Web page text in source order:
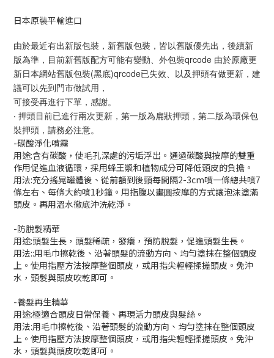
日本原裝平輸進口
由於最近有出新版包裝，新舊版包裝，皆以舊版優先出，後續新
版為準，目前新舊版配方可能有變動、外包裝qrcode 由於原廠更
新日本網站舊版包裝(黑底)qrcode已失效、以及押頭有做更新，建
議可以先到門市做試用，
可接受再進行下單，感謝。
‧ 押頭目前已進行兩次更新，第一版為扁狀押頭，第二版為環保包
裝押頭，請務必注意。
-碳酸淨化噴霧
用途:含有碳酸，使毛孔深處的污垢浮出。通過碳酸與按摩的雙重
作用促進血液循環，採用蜂王漿和植物成分可降低頭皮的負擔。
用法:充分搖晃罐體後、從前額到後頸每間隔2-3cm噴一條總共噴7
條左右、每條大約噴1秒鐘。用指腹以畫圓按摩的方式讓泡沫塗滿
頭皮。再用溫水徹底沖洗乾淨。
-防脫髮精華
用途:頭髮生長，頭髮稀疏，發癢，預防脫髮，促進頭髮生長。
用法::用毛巾擦乾後、沿著頭髮的流動方向、均勻塗抹在整個頭皮
上。使用指壓方法按摩整個頭皮，或用指尖輕輕揉搓頭皮。免沖
水，頭髮與頭皮吹乾即可。
-養髮再生精華
用途:極適合頭皮日常保養、再現活力頭皮與髮絲。
用法:用毛巾擦乾後、沿著頭髮的流動方向、均勻塗抹在整個頭皮
上。使用指壓方法按摩整個頭皮，或用指尖輕輕揉搓頭皮。免沖
水，頭髮與頭皮吹乾即可。